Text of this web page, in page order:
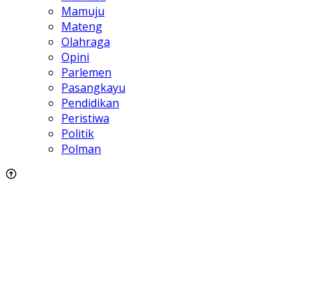
Mamuju
Mateng
Olahraga
Opini
Parlemen
Pasangkayu
Pendidikan
Peristiwa
Politik
Polman